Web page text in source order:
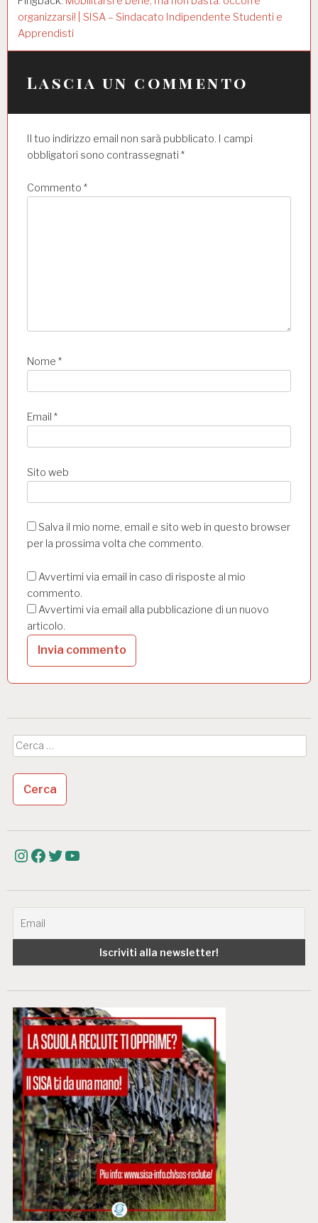
a
r
c
organizzarsi! | SISA – Sindacato Indipendente Studenti e
Apprendisti
Lascia un commento
Il tuo indirizzo email non sarà pubblicato. I campi
obbligatori sono contrassegnati *
Commento *
Nome *
Email *
Sito web
Salva il mio nome, email e sito web in questo browser
per la prossima volta che commento.
Avvertimi via email in caso di risposte al mio
commento.
Avvertimi via email alla pubblicazione di un nuovo
articolo.
Ricerca
per:
Instagram
Facebook
Twitter
YouTube